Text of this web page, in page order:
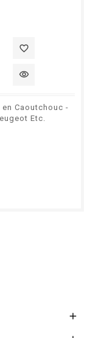
favorite_border
visibility
Caoutchouc -
Etc.
